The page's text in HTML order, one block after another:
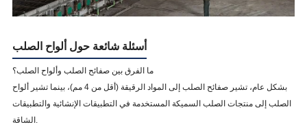
أسئلة شائعة حول ألواح الصلب
ما الفرق بين صفائح الصلب وألواح الصلب؟
بشكل عام، تشير صفائح الصلب إلى المواد الرقيقة (أقل من 4 مم)، بينما تشير ألواح
الصلب إلى منتجات الصلب السميكة المستخدمة في التطبيقات الإنشائية والتطبيقات
الشاقة.